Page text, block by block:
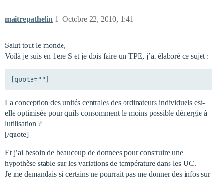
maitrepathelin Octobre 22, 2010, 1:41
1
Salut tout le monde,
Voilà je suis en 1ere S et je dois faire un TPE, j’ai élaboré ce sujet :
La conception des unités centrales des ordinateurs individuels est-
elle optimisée pour quils consomment le moins possible dénergie à
lutilisation ?
[/quote]
Et j’ai besoin de beaucoup de données pour construire une
hypothèse stable sur les variations de température dans les UC.
Je me demandais si certains ne pourrait pas me donner des infos sur